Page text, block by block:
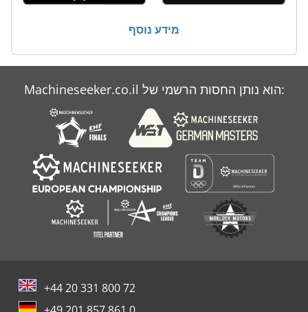
מידע נוסף
Machineseeker.co.il הוא נותן החסות הרשמי של:
+44 20 331 800 72